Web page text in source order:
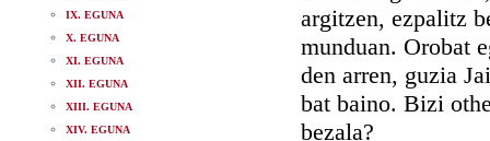
IX. EGUNA
X. EGUNA
XI. EGUNA
XII. EGUNA
XIII. EGUNA
XIV. EGUNA
argitzen, ezpalitz
munduan. Orobat
den arren, guzia
bat baino. Bizi
bezala?